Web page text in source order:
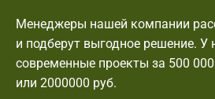
Менеджеры нашей компании
и подберут выгодное решение. У
современные проекты за 500
или 2000000 руб.